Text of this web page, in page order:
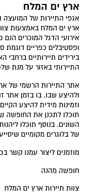
ארץ ים המלח
אגפי התיירות של המועצה
ארץ ים המלח באמצעות
אירועי הדגל המוכרים
ופסטיבלים כפריים דוגמת
בירידים תיירותיים
התיירותי באזור על מנת
אתר התיירות הרשמי של
ולהיצע שבו. בו בזמן אתר
וזמינות מידית להיצע
תוכלו לתכנן את החופשה
השונים. בנוסף תוכלו
של בלוגרים מקומיים
מוזמנים ליצור עמנו קשר
חופשה מהנה
צוות תיירות ארץ ים המלח